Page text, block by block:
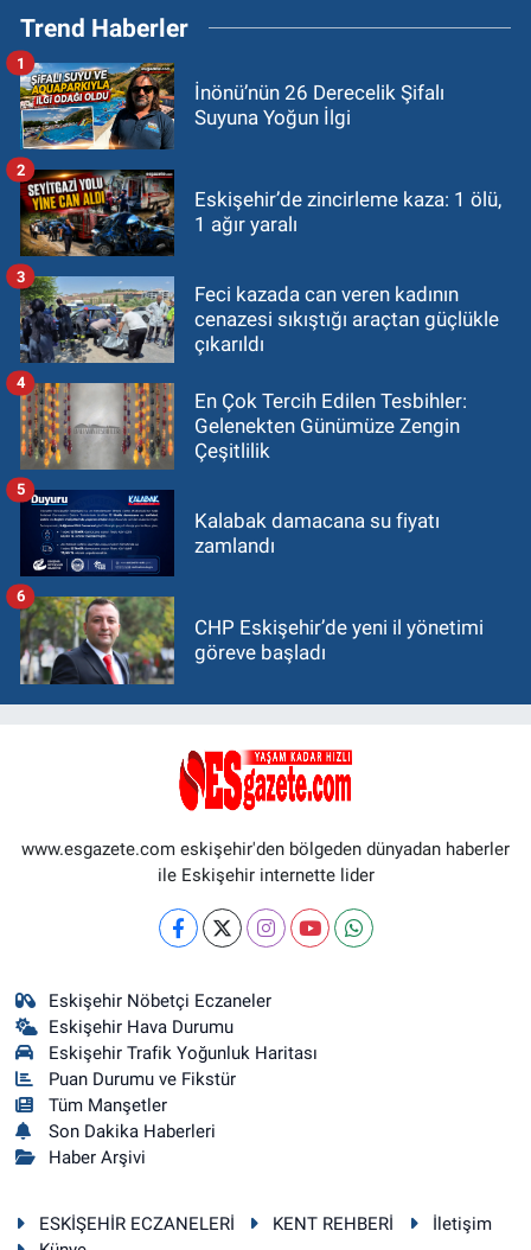
Trend Haberler
İnönü’nün 26 Derecelik Şifalı
Suyuna Yoğun İlgi
1
Eskişehir’de zincirleme kaza: 1 ölü,
1 ağır yaralı
2
Feci kazada can veren kadının
cenazesi sıkıştığı araçtan güçlükle
çıkarıldı
3
En Çok Tercih Edilen Tesbihler:
Gelenekten Günümüze Zengin
Çeşitlilik
4
Kalabak damacana su fiyatı
zamlandı
5
CHP Eskişehir’de yeni il yönetimi
göreve başladı
6
www.esgazete.com eskişehir'den bölgeden dünyadan haberler
ile Eskişehir internette lider
Eskişehir Nöbetçi Eczaneler
Eskişehir Hava Durumu
Eskişehir Trafik Yoğunluk Haritası
Puan Durumu ve Fikstür
Tüm Manşetler
Son Dakika Haberleri
Haber Arşivi
ESKİŞEHİR ECZANELERİ KENT REHBERİ
İletişim